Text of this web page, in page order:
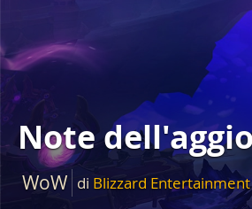
Note
WoW di Blizzard Entertainment